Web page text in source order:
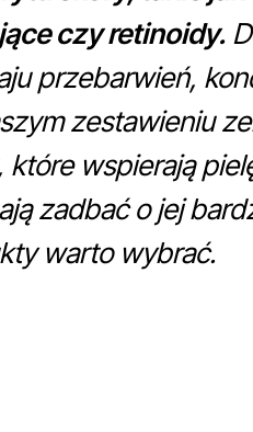
czy retinoidy.
przebarwień,
zestawieniu
wspierają
zadbać o jej
warto wybrać.